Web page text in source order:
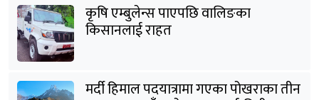
कृषि एम्बुलेन्स पाएपछि वालिङका
किसानलाई राहत
मर्दी हिमाल पदयात्रामा गएका पोखराका तीन